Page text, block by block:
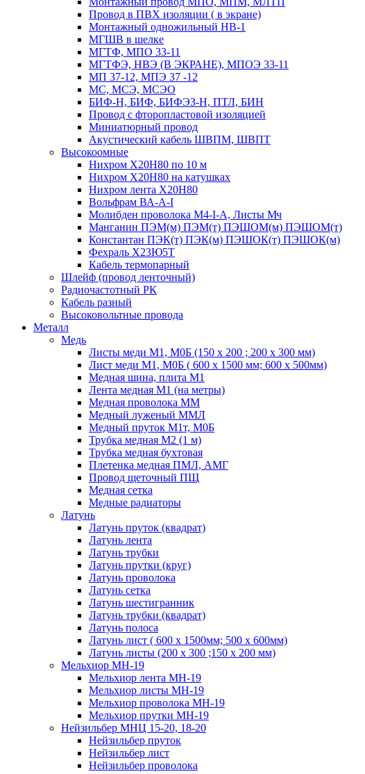
Провод в ПВХ изоляции ( в экране)
Монтажный одножильный HB-1
МГШВ в шелке
МГТФ, МПО 33-11
МГТФЭ, НВЭ (В ЭКРАНЕ), МПОЭ 33-11
МП 37-12, МПЭ 37 -12
МС, МСЭ, МСЭО
БИФ-Н, БИФ, БИФЭЗ-Н, ПТЛ, БИН
Провод с фторопластовой изоляцией
Миниатюрный провод
Акустический кабель ШВПМ, ШВПТ
Высокоомные
Нихром Х20Н80 по 10 м
Нихром Х20Н80 на катушках
Нихром лента Х20Н80
Вольфрам ВА-А-I
Молибден проволока М4-I-А, Листы Мч
Манганин ПЭМ(м) ПЭМ(т) ПЭШОМ(м) ПЭШОМ(т)
Константан ПЭК(т) ПЭК(м) ПЭШОК(т) ПЭШОК(м)
Фехраль Х23Ю5Т
Кабель термопарный
Шлейф (провод ленточный)
Радиочастотный РК
Кабель разный
Высоковольтные провода
Металл
Медь
Листы меди М1, М0Б (150 х 200 ; 200 х 300 мм)
Лист меди М1, М0Б ( 600 х 1500 мм; 600 х 500мм)
Медная шина, плита М1
Лента медная М1 (на метры)
Медная проволока ММ
Медный луженый ММЛ
Медный пруток М1т, М0Б
Трубка медная М2 (1 м)
Трубка медная бухтовая
Плетенка медная ПМЛ, АМГ
Провод щеточный ПЩ
Медная сетка
Медные радиаторы
Латунь
Латунь пруток (квадрат)
Латунь лента
Латунь трубки
Латунь прутки (круг)
Латунь проволока
Латунь сетка
Латунь шестигранник
Латунь трубки (квадрат)
Латунь полоса
Латунь лист ( 600 х 1500мм; 500 х 600мм)
Латунь листы (200 х 300 ;150 х 200 мм)
Мельхиор МН-19
Мельхиор лента МН-19
Мельхиор листы МН-19
Мельхиор проволока МН-19
Мельхиор прутки МН-19
Нейзильбер МНЦ 15-20, 18-20
Нейзильбер пруток
Нейзильбер лист
Нейзильбер проволока